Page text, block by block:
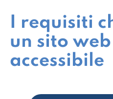
I requisiti
un sito web
accessibile